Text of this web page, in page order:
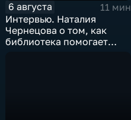
6 августа
11 мин
Интервью. Наталия
Чернецова о том, как
библиотека помогает